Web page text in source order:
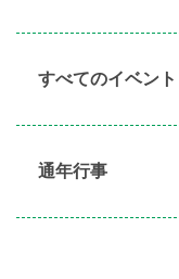
すべてのイベント
通年行事